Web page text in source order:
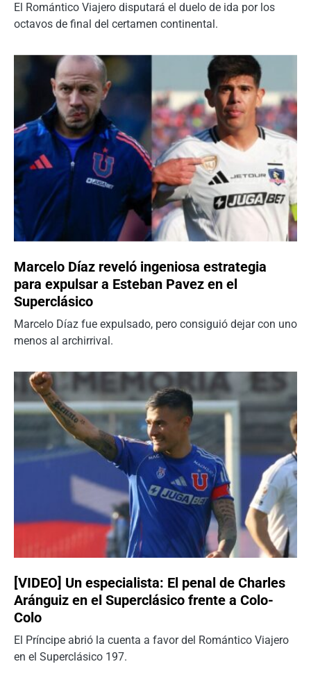
El Romántico Viajero disputará el duelo de ida por los
octavos de final del certamen continental.
Marcelo Díaz reveló ingeniosa estrategia
para expulsar a Esteban Pavez en el
Superclásico
Marcelo Díaz fue expulsado, pero consiguió dejar con uno
menos al archirrival.
[VIDEO] Un especialista: El penal de Charles
Aránguiz en el Superclásico frente a Colo-
Colo
El Príncipe abrió la cuenta a favor del Romántico Viajero
en el Superclásico 197.